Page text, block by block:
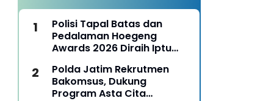
Polisi Tapal Batas dan
Pedalaman Hoegeng
Awards 2026 Diraih Iptu
Pengabdian Humanis di
Nduga
Polda Jatim Rekrutmen
Bakomsus, Dukung
Program Asta Cita